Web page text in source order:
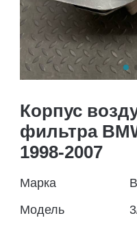
Корпус
фильтра
1998-2007
Марка
Модель